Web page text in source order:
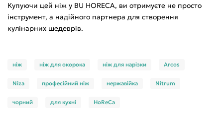
Купуючи цей ніж у BU HORECA, ви отримуєте не просто
інструмент, а надійного партнера для створення
кулінарних шедеврів.
ніж ніж для окорока ніж для нарізки Arcos
Niza професійний ніж нержавійка Nitrum
чорний для кухні HoReCa